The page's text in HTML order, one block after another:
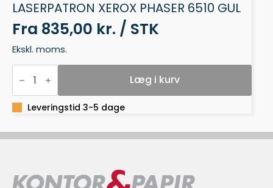
LASERPATRON XEROX PHASER 6510 GUL
Fra 835,00 kr. / STK
Ekskl. moms.
LASERPATRON
XEROX
PHASER
6510
GUL
Læg i kurv
Leveringstid 3-5 dage